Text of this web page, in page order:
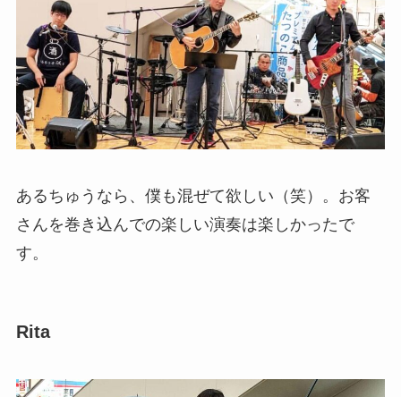
あるちゅうなら、僕も混ぜて欲しい（笑）。お客
さんを巻き込んでの楽しい演奏は楽しかったで
す。
Rita